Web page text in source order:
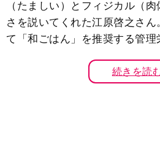
（たましい）とフィジカル（
さを説いてくれた江原啓之さ
て「和ごはん」を推奨する管
続きを読